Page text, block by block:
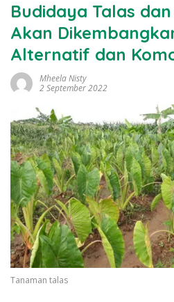
Budidaya Talas
Akan
Alternatif dan
Mheela Nisty
2 September 2022
Tanaman talas